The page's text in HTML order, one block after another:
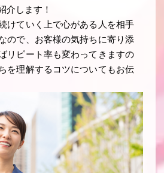
介します！
けていく上で心がある人を相手
ので、お客様の気持ちに寄り添
リピート率も変わってきますの
を理解するコツについてもお伝